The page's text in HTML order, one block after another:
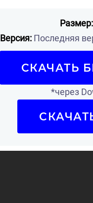
Размер:
Версия: Последняя
СКАЧАТЬ
*через